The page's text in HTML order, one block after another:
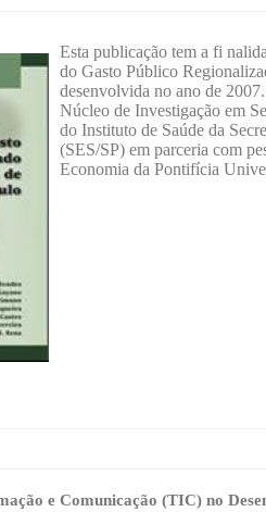
Esta publicação tem a fi
do Gasto Público
desenvolvida no ano de
Núcleo de Investigação em
do Instituto de Saúde da
(SES/SP) em parceria com
Economia da Pontifícia
e Comunicação (TIC) no